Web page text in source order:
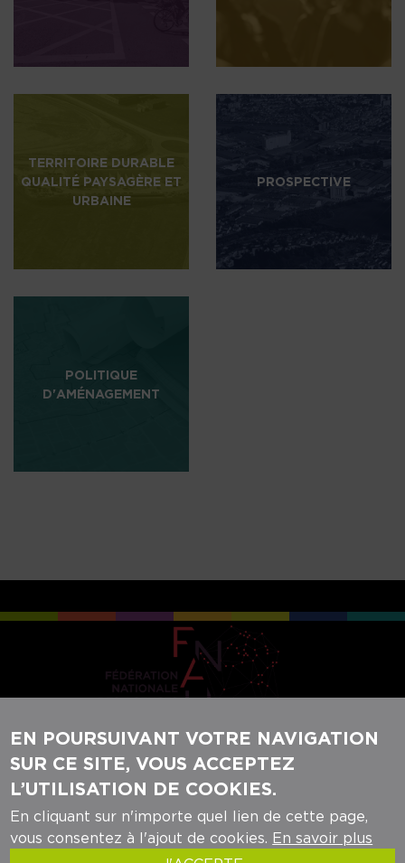
TERRITOIRE DURABLE
QUALITÉ PAYSAGÈRE ET
URBAINE
PROSPECTIVE
POLITIQUE
D'AMÉNAGEMENT
REJOIGNEZ-NOUS SUR NOS RÉSEAUX
SOCIAUX :
EN POURSUIVANT VOTRE NAVIGATION
SUR CE SITE, VOUS ACCEPTEZ
L’UTILISATION DE COOKIES.
En cliquant sur n'importe quel lien de cette page,
vous consentez à l'ajout de cookies. En savoir plus